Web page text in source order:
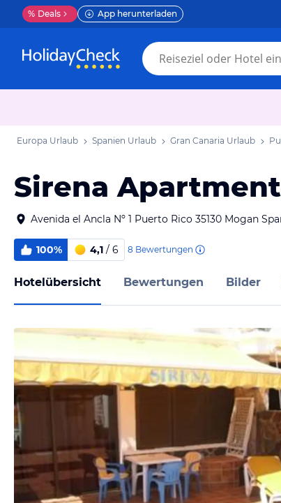
% Deals App herunterladen
Europa Urlaub Spanien Urlaub Gran Canaria Urlaub
Sirena
Avenida el Ancla Nº 1 Puerto Rico 35130 Mogan
100% 4,1 / 6 8 Bewertungen
Hotelübersicht Bewertungen Bilder